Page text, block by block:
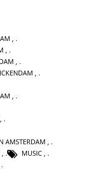
AMSTERDAM ,
, MUSIC ,